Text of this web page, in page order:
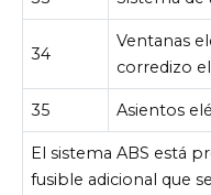
34
Ventanas
corredizo
35 Asientos
El sistema ABS está
fusible adicional que